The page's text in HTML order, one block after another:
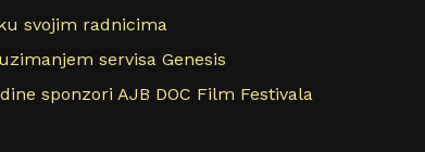
svojim radnicima
servisa Genesis
sponzori AJB DOC Film Festivala